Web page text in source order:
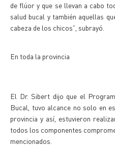
de flúor y que se llevan a cabo
salud bucal y también aquellas
cabeza de los chicos”, subrayó.
En toda la provincia
El Dr. Sibert dijo que el
Bucal, tuvo alcance no solo en
provincia y así, estuvieron
todos los componentes
mencionados.